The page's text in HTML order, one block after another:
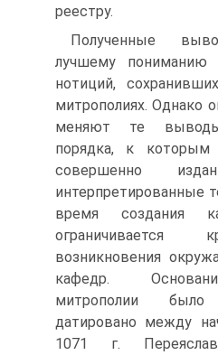
реестру.
Полученные
лучшему пониманию
нотиций,
митрополиях. Однако
меняют те выводы
порядка, к
совершенно
интерпретированные
время создания
ограничивается
возникновения
кафедр.
митрополии
датировано между
1071 г.